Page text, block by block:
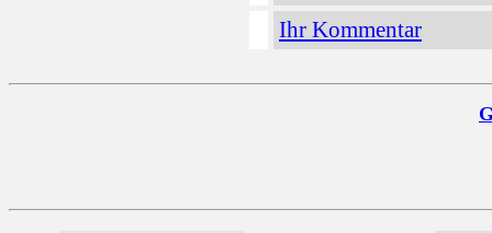
Ihr Kommentar